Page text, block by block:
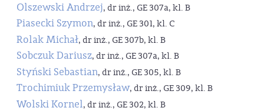
Olszewski Andrzej, dr inż., GE 307a, kl. B
Piasecki Szymon, dr inż., GE 301, kl. C
Rolak Michał, dr inż., GE 307b, kl. B
Sobczuk Dariusz, dr inż., GE 307a, kl. B
Styński Sebastian, dr inż., GE 305, kl. B
Trochimiuk Przemysław, dr inż., GE 309, kl. B
Wolski Kornel, dr inż., GE 302, kl. B